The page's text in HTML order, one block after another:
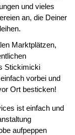
und vieles
an, die Deiner
Marktplätzen,
Stickimicki
vorbei und
Ort besticken!
ist einfach und
aufpeppen